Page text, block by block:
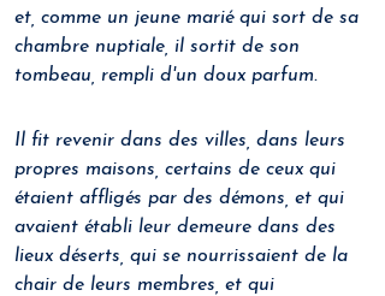
et, comme un jeune marié qui sort de sa
chambre nuptiale, il sortit de son
tombeau, rempli d'un doux parfum.
Il fit revenir dans des villes, dans leurs
propres maisons, certains de ceux qui
étaient affligés par des démons, et qui
avaient établi leur demeure dans des
lieux déserts, qui se nourrissaient de la
chair de leurs membres, et qui